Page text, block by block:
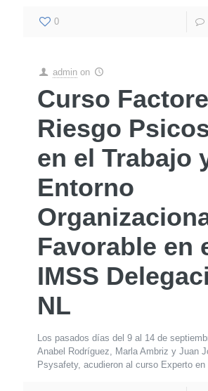
0
admin on
Curso
Riesgo
en el Trabajo
Entorno
Favorable en
IMSS
NL
Los pasados días del 9 al 14 de
Anabel Rodríguez, Marla Ambriz y Juan
Psysafety, acudieron al curso Experto en